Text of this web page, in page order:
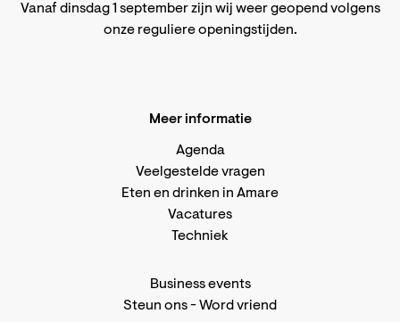
Vanaf dinsdag 1 september zijn wij weer geopend volgens
onze reguliere openingstijden.
Meer informatie
Agenda
Veelgestelde vragen
Eten en drinken in Amare
Vacatures
Techniek
Business events
Steun ons-Word vriend